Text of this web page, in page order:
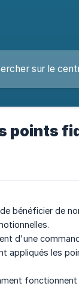
points
bénéficier de
d'une
appliqués les